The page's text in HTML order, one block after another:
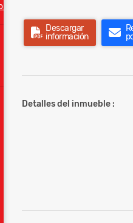
Descargar
información
Detalles del inmueble :